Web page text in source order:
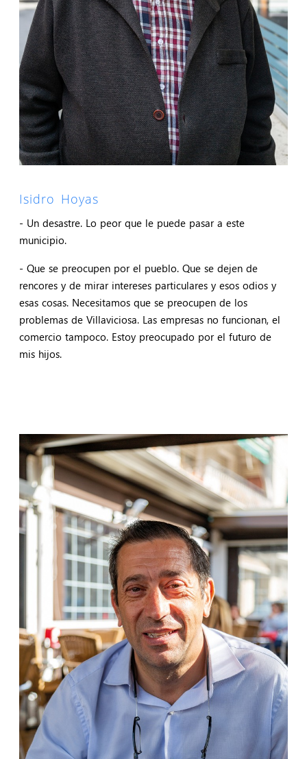
Isidro Hoyas
- Un desastre. Lo peor que le puede pasar a este
municipio.
- Que se preocupen por el pueblo. Que se dejen de
rencores y de mirar intereses particulares y esos odios y
esas cosas. Necesitamos que se preocupen de los
problemas de Villaviciosa. Las empresas no funcionan, el
comercio tampoco. Estoy preocupado por el futuro de
mis hijos.